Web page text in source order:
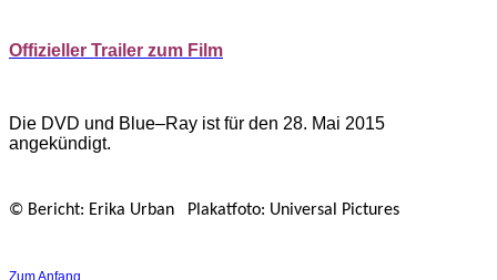
Offizieller Trailer zum Film
Die DVD und Blue–Ray ist für den 28. Mai 2015
angekündigt.
© Bericht: Erika Urban Plakatfoto: Universal Pictures
Zum Anfang